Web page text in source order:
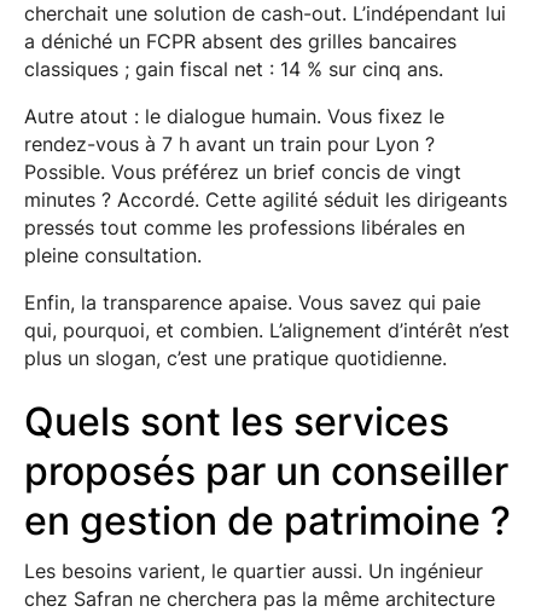
cherchait une solution de cash-out. L’indépendant lui
a déniché un FCPR absent des grilles bancaires
classiques ; gain fiscal net : 14 % sur cinq ans.
Autre atout : le dialogue humain. Vous fixez le
rendez-vous à 7 h avant un train pour Lyon ?
Possible. Vous préférez un brief concis de vingt
minutes ? Accordé. Cette agilité séduit les dirigeants
pressés tout comme les professions libérales en
pleine consultation.
Enfin, la transparence apaise. Vous savez qui paie
qui, pourquoi, et combien. L’alignement d’intérêt n’est
plus un slogan, c’est une pratique quotidienne.
Quels sont les services
proposés par un conseiller
en gestion de patrimoine ?
Les besoins varient, le quartier aussi. Un ingénieur
chez Safran ne cherchera pas la même architecture